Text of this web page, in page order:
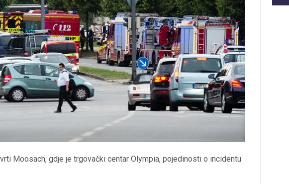
Moosach, gdje je trgovački centar Olympia, pojedinosti o incidentu